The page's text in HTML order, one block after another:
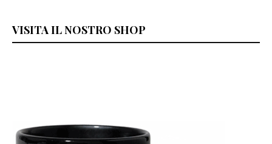
VISITA IL NOSTRO SHOP